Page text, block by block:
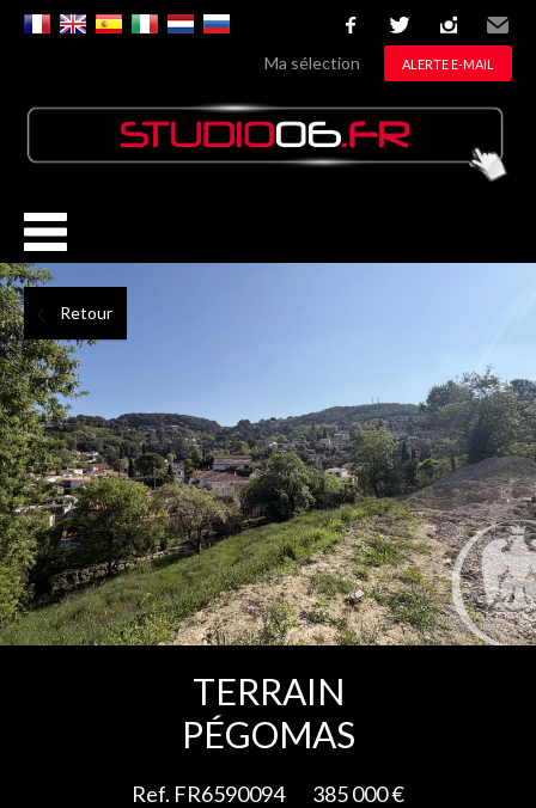
facebooktwitterinstagram
Email
Ma sélection ALERTE E-MAIL
Retour
TERRAIN
PÉGOMAS
Ref. FR6590094 385 000 €